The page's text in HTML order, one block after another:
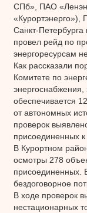
СПб», ПАО
«Курортэнерго»),
Санкт-
провел рейд по
энергоресурсам
Как рассказали
Комитете по
обеспечивается
от автономных
проверок
присоединенных к
В Курортном
осмотры 278
присоединенных.
бездоговорное
В ходе проверок
нестационарных